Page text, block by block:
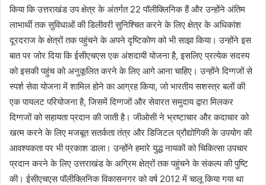
किया कि उत्तराखंड उप क्षेत्र के अंतर्गत 22 पॉलीक्लिनिक हैं और उन्होंने अंतिम
लाभार्थी तक सुविधाओं की डिलीवरी सुनिश्चित करने के लिए क्षेत्र के अधिकांश
दूरदराज के क्षेत्रों तक पहुंचने के अपने दृष्टिकोण को भी साझा किया। उन्होंने इस
बात पर जोर दिया कि ईसीएचएस एक अंशदायी योजना है, इसलिए प्रत्येक सदस्य
को इसकी पहुंच को अनुकूलित करने के लिए आगे आना चाहिए। उन्होंने दिग्गजों से
स्पर्श सेवा योजना में शामिल होने का आग्रह किया, जो भारतीय सशस्त्र बलों की
एक पायलट परियोजना है, जिसमें दिग्गजों और सेवारत समुदाय द्वारा मिलकर
दिग्गजों को सहायता प्रदान की जाती है। जीओसी ने भ्रष्टाचार और कदाचार को
खत्म करने के लिए मजबूत सतर्कता तंत्र और डिजिटल प्रौद्योगिकी के उपयोग की
आवश्यकता पर भी प्रकाश डाला। उन्होंने हमारे युद्ध नायकों को चिकित्सा उपचार
प्रदान करने के लिए उत्तराखंड के अग्रिम क्षेत्रों तक पहुंचने के संकल्प की पुष्टि
की। ईसीएचएस पॉलीक्लिनिक विकासनगर को वर्ष 2012 में चालू किया गया था